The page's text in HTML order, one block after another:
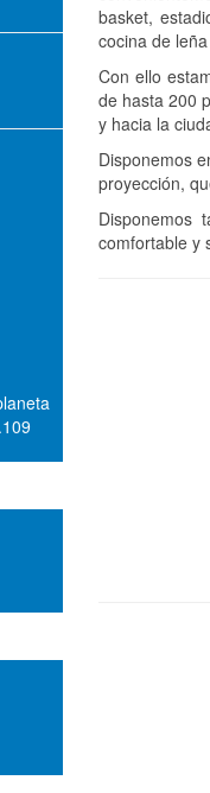
basket,
cocina de
Con ello
de hasta 200
y hacia la
Disponemos
proyección,
Disponemos
comfortable y